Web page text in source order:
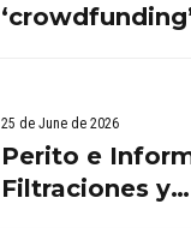
llega al ladrillo
Comentario
ladrillo por El
25 de June de 2026
Perito e
Filtraciones y